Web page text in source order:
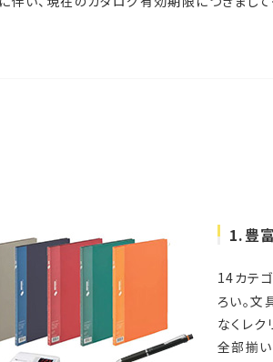
1.豊
14カテ
ろい。
なくレ
全部揃い